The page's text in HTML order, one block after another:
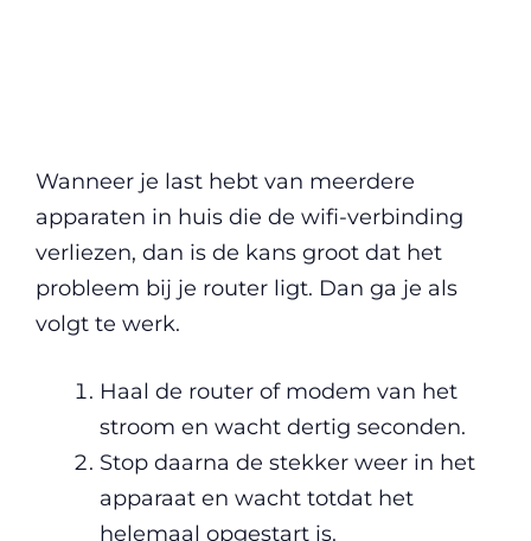
Wanneer je last hebt van meerdere
apparaten in huis die de wifi-verbinding
verliezen, dan is de kans groot dat het
probleem bij je router ligt. Dan ga je als
volgt te werk.
Haal de router of modem van het
stroom en wacht dertig seconden.
Stop daarna de stekker weer in het
apparaat en wacht totdat het
helemaal opgestart is.